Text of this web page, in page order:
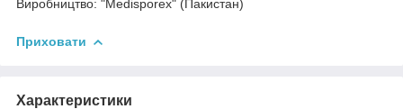
Виробництво: "Medisporex" (Пакистан)
Приховати
Характеристики